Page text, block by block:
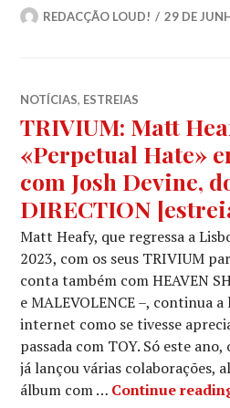
REDACÇÃO LOUD! 29 DE
NOTÍCIAS, ESTREIAS
TRIVIUM: Matt
«Perpetual Hate»
com Josh Devine,
DIRECTION
Matt Heafy, que regressa a
2023, com os seus TRIVIUM
conta também com HEAVEN
e MALEVOLENCE –, continua
internet como se tivesse
passada com TOY. Só este
já lançou várias colaborações,
álbum com … Continue